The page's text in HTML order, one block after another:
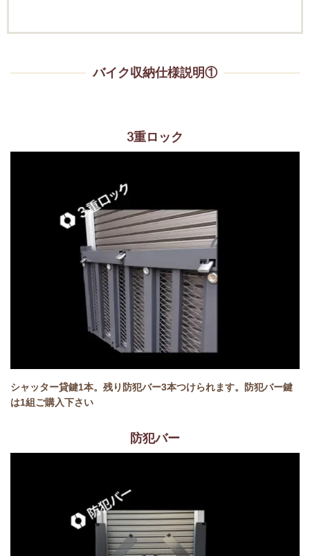
バイク収納仕様説明①
3重ロック
シャッター貸鍵1本。残り防犯バー3本つけられます。防犯バー鍵
は1組ご購入下さい
防犯バー